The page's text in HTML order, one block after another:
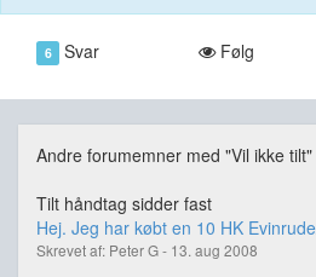
6 Svar Følg
Andre forumemner med "Vil ikke tilt"
Tilt håndtag sidder fast
Hej. Jeg har købt en 10 HK
Skrevet af: Peter G - 13. aug 2008